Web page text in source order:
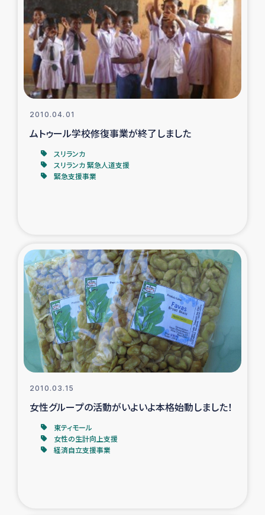
トルコ・シリア地震被災者支援
デニヤヤ小規模紅茶農家支援
コーヒー生産者支援
アイナロ県マウベシ郡でのコーヒー畑改善事業
ベイルート大規模爆発被災者支援
2010.04.01
ムトゥール学校修復事業が終了しました
スリランカ
スリランカ 緊急人道支援
緊急支援事業
2010.03.15
女性グループの活動がいよいよ本格始動しました！
東ティモール
女性の生計向上支援
経済自立支援事業